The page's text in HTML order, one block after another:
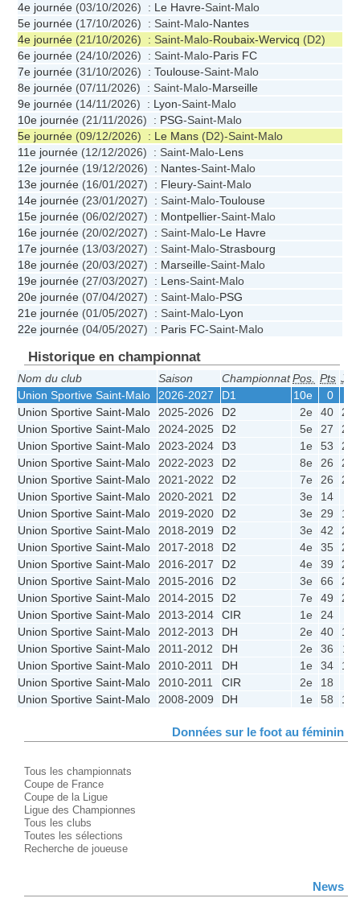
4e journée (03/10/2026) : Le Havre-Saint-Malo
5e journée (17/10/2026) : Saint-Malo-Nantes
4e journée (21/10/2026) : Saint-Malo-Roubaix-Wervicq (D2)
6e journée (24/10/2026) : Saint-Malo-Paris FC
7e journée (31/10/2026) : Toulouse-Saint-Malo
8e journée (07/11/2026) : Saint-Malo-Marseille
9e journée (14/11/2026) : Lyon-Saint-Malo
10e journée (21/11/2026) : PSG-Saint-Malo
5e journée (09/12/2026) : Le Mans (D2)-Saint-Malo
11e journée (12/12/2026) : Saint-Malo-Lens
12e journée (19/12/2026) : Nantes-Saint-Malo
13e journée (16/01/2027) : Fleury-Saint-Malo
14e journée (23/01/2027) : Saint-Malo-Toulouse
15e journée (06/02/2027) : Montpellier-Saint-Malo
16e journée (20/02/2027) : Saint-Malo-Le Havre
17e journée (13/03/2027) : Saint-Malo-Strasbourg
18e journée (20/03/2027) : Marseille-Saint-Malo
19e journée (27/03/2027) : Lens-Saint-Malo
20e journée (07/04/2027) : Saint-Malo-PSG
21e journée (01/05/2027) : Saint-Malo-Lyon
22e journée (04/05/2027) : Paris FC-Saint-Malo
Historique en championnat
Nom du club Saison ChampionnatPos. Pts J
Union Sportive Saint-Malo
2026-2027 D1 10e 0
Union Sportive Saint-Malo
2025-2026 D2 2e 40
22
Union Sportive Saint-Malo
2024-2025 D2 5e 27
20
Union Sportive Saint-Malo
2023-2024 D3 1e 53
22
Union Sportive Saint-Malo
2022-2023 D2 8e 26
22
Union Sportive Saint-Malo
2021-2022 D2 7e 26
22
Union Sportive Saint-Malo
2020-2021 D2 3e 14
Union Sportive Saint-Malo
2019-2020 D2 3e 29
16
Union Sportive Saint-Malo
2018-2019 D2 3e 42
22
Union Sportive Saint-Malo
2017-2018 D2 4e 35
22
Union Sportive Saint-Malo
2016-2017 D2 4e 39
22
Union Sportive Saint-Malo
2015-2016 D2 3e 66
22
Union Sportive Saint-Malo
2014-2015 D2 7e 49
22
Union Sportive Saint-Malo
2013-2014 CIR 1e 24
Union Sportive Saint-Malo
2012-2013 DH 2e 40
12
Union Sportive Saint-Malo
2011-2012 DH 2e 36
11
Union Sportive Saint-Malo
2010-2011 DH 1e 34
10
Union Sportive Saint-Malo
2010-2011 CIR 2e 18
Union Sportive Saint-Malo
2008-2009 DH 1e 58 18
Données sur le foot au féminin
Tous les championnats
Coupe de France
Coupe de la Ligue
Ligue des Championnes
Tous les clubs
Toutes les sélections
Recherche de joueuse
News